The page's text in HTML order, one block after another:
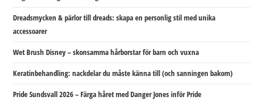
Dreadsmycken & pärlor till dreads: skapa en personlig stil med unika
accessoarer
Wet Brush Disney – skonsamma hårborstar för barn och vuxna
Keratinbehandling: nackdelar du måste känna till (och sanningen bakom)
Pride Sundsvall 2026 – Färga håret med Danger Jones inför Pride